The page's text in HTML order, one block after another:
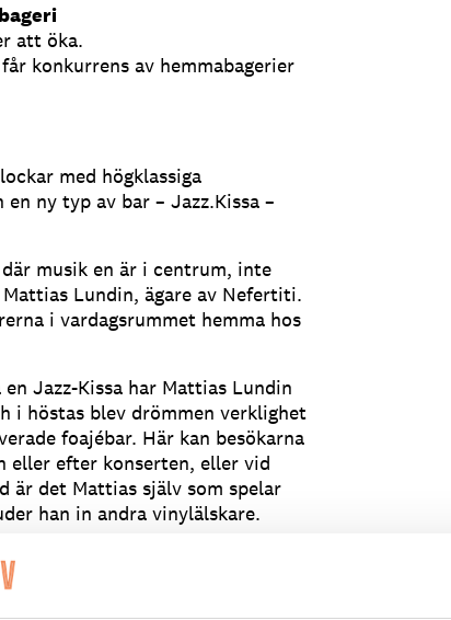
att öka.
konkurrens av hemmabagerier
med högklassiga
ny typ av bar – Jazz.Kissa –
musik en är i centrum, inte
Lundin, ägare av Nefertiti.
i vardagsrummet hemma hos
Jazz-Kissa har Mattias Lundin
i höstas blev drömmen verklighet
foajébar. Här kan besökarna
eller efter konserten, eller vid
är det Mattias själv som spelar
han in andra vinylälskare.
som spelas i sin helhet, vilket
än den som många är
på Spotify som väljer